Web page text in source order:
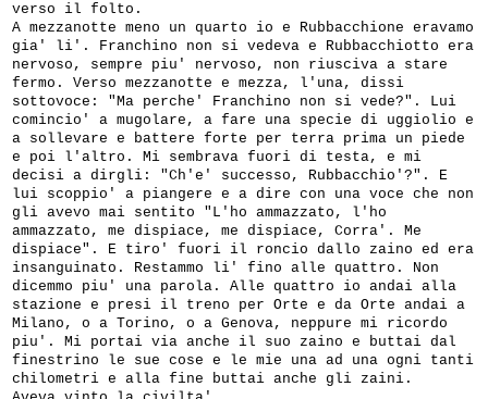
verso il folto.
A mezzanotte meno un quarto io e Rubbacchione eravamo
gia' li'. Franchino non si vedeva e Rubbacchiotto era
nervoso, sempre piu' nervoso, non riusciva a stare
fermo. Verso mezzanotte e mezza, l'una, dissi
sottovoce: "Ma perche' Franchino non si vede?". Lui
comincio' a mugolare, a fare una specie di uggiolio e
a sollevare e battere forte per terra prima un piede
e poi l'altro. Mi sembrava fuori di testa, e mi
decisi a dirgli: "Ch'e' successo, Rubbacchio'?". E
lui scoppio' a piangere e a dire con una voce che non
gli avevo mai sentito "L'ho ammazzato, l'ho
ammazzato, me dispiace, me dispiace, Corra'. Me
dispiace". E tiro' fuori il roncio dallo zaino ed era
insanguinato. Restammo li' fino alle quattro. Non
dicemmo piu' una parola. Alle quattro io andai alla
stazione e presi il treno per Orte e da Orte andai a
Milano, o a Torino, o a Genova, neppure mi ricordo
piu'. Mi portai via anche il suo zaino e buttai dal
finestrino le sue cose e le mie una ad una ogni tanti
chilometri e alla fine buttai anche gli zaini.